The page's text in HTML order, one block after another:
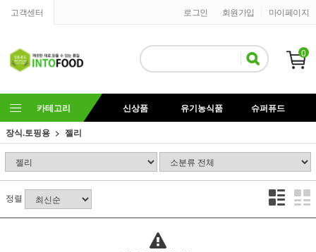
고객센터 마이페이지
회원가입
로그인
0
카테고리 신상품 유기농식품
슈퍼퓨드
장식.토핑용
젤리
정렬